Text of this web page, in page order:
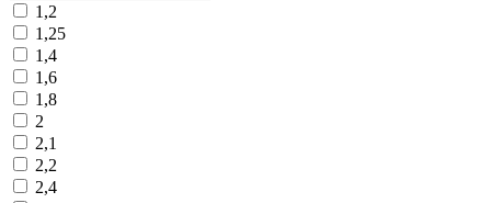
1,2
1,25
1,4
1,6
1,8
2
2,1
2,2
2,4